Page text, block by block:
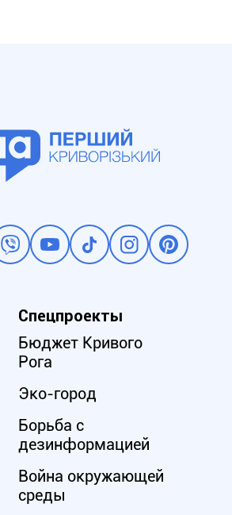
Спецпроекты
Бюджет Кривого
Рога
Эко-город
Борьба с
дезинформацией
Война окружающей
среды